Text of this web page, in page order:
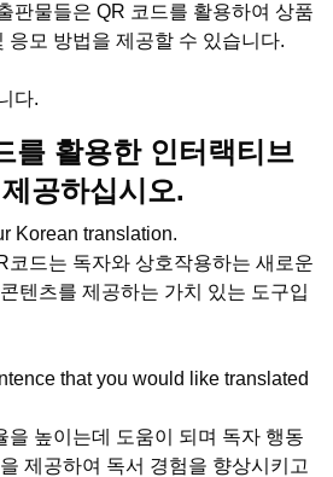
판물들은 QR 코드를 활용하여 상품
응모 방법을 제공할 수 있습니다.
다.
를 활용한 인터랙티브
공하십시오.
Korean translation.
코드는 독자와 상호작용하는 새로운
텐츠를 제공하는 가치 있는 도구입
that you would like translated
을 높이는데 도움이 되며 독자 행동
제공하여 독서 경험을 향상시키고